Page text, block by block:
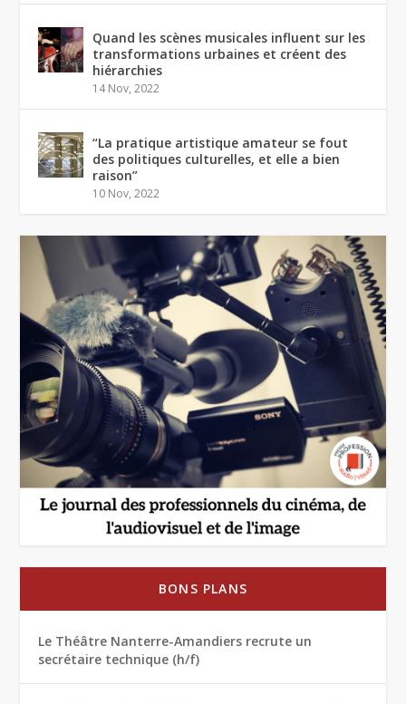
Quand les scènes musicales influent sur les
transformations urbaines et créent des
hiérarchies
14 Nov, 2022
“La pratique artistique amateur se fout
des politiques culturelles, et elle a bien
raison”
10 Nov, 2022
BONS PLANS
Le Théâtre Nanterre-Amandiers recrute un
secrétaire technique (h/f)